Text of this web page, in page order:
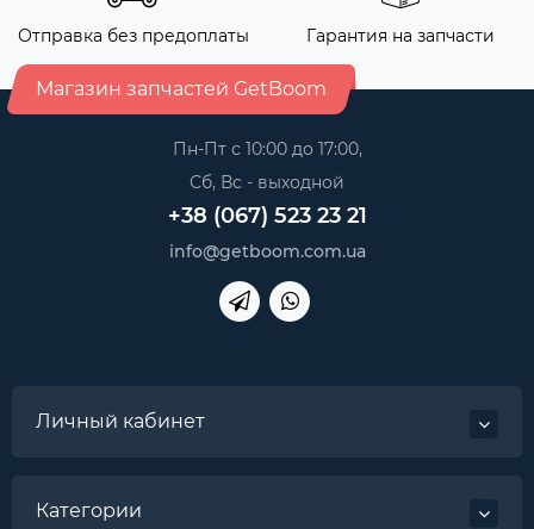
Отправка без предоплаты Гарантия на запчасти
Магазин запчастей GetBoom
Пн-Пт с 10:00 до 17:00,
Сб, Вс - выходной
+38 (067) 523 23 21
info@getboom.com.ua
Личный кабинет
Категории